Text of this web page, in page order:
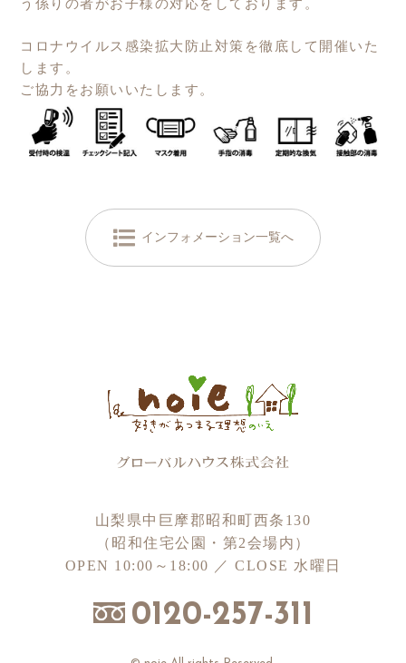
コロナウイルス感染拡大防止対策を徹底して開催いた
します。
ご協力をお願いいたします。
インフォメーション一覧へ
山梨県中巨摩郡昭和町西条130
（昭和住宅公園・第2会場内）
OPEN 10:00～18:00 ／ CLOSE 水曜日
0120-257-311